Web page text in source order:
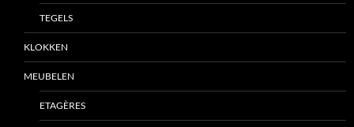
TEGELS
KLOKKEN
MEUBELEN
ETAGÈRES